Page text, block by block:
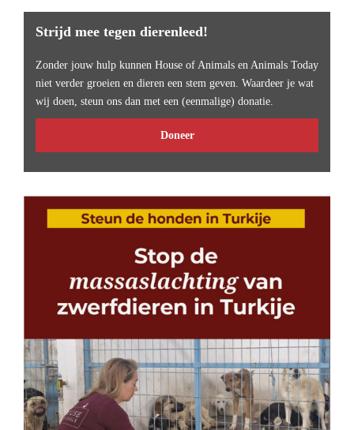
Strijd mee tegen dierenleed!
Zonder jouw hulp kunnen House of Animals en Animals Today
niet verder groeien en dieren een stem geven. Waardeer je wat
wij doen, steun ons dan met een (eenmalige) donatie.
Doneer